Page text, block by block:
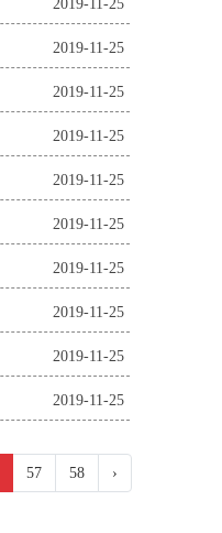
2019-11-25
2019-11-25
2019-11-25
2019-11-25
2019-11-25
2019-11-25
2019-11-25
2019-11-25
2019-11-25
2019-11-25
57 58 ›